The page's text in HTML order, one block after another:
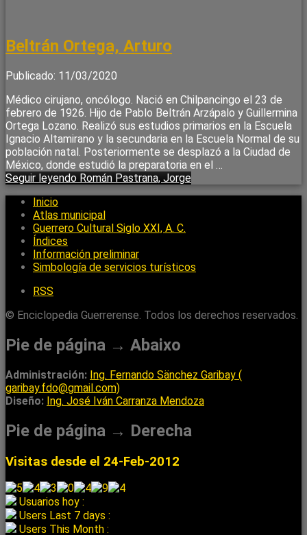
Beltrán Ortega, Arturo
Publicado: 11/03/2020
Médico cirujano, oncólogo. Nació en Chilpancingo el 23 de
febrero de 1926. Hijo de Pablo Beltrán Arzápalo y Guillermina
Ortega Lozano. Realizó sus estudios primarios en la Escuela
Ignacio Altamirano y la secundaria en la Escuela Normal de su
población natal. Posteriormente se desplazó a la Ciudad de
México, donde estudió la preparatoria en el …
Seguir leyendo Román Pastrana, Jorge
Inicio
Atlas municipal
Guerrero Cultural Siglo XXI, A. C.
Índices
Información preliminar
Simbología de servicios turísticos
RSS
© Enciclopedia Guerrerense. Todos los derechos reservados.
Pie de página → Abaixo
Administración: Ing. Fernando Sänchez Garibay (
garibay.fdo@gmail.com)
Diseño: Ing. José Iván Carranza Mendoza
Pie de página → Derecha
Visitas desde el 24-Feb-2012
Usuarios hoy :
Users Last 7 days :
Users This Month :